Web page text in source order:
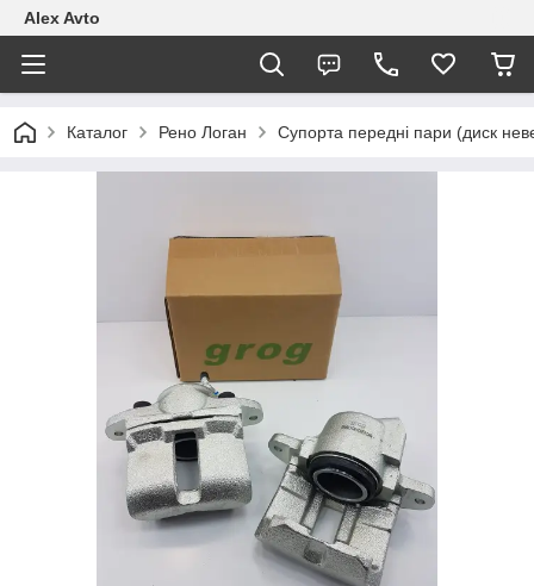
Alex Avto
Каталог Рено Логан Супорта передні пари (диск